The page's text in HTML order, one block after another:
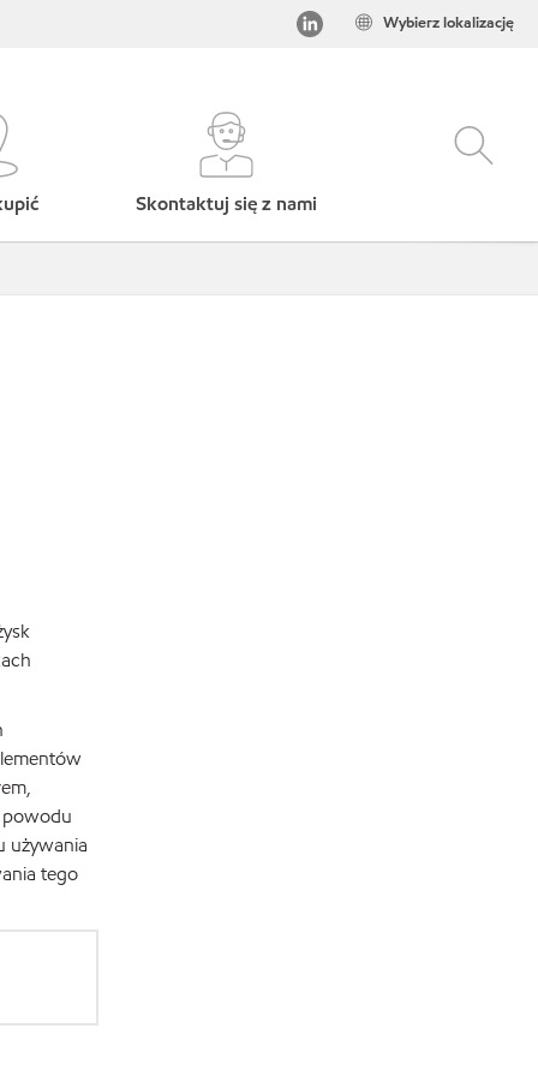
Wybierz lokalizację
Skontaktuj się z nami
powodu
używania
tego